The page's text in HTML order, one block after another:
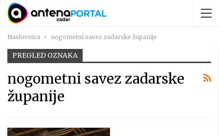
Naslovnica nogometni savez zadarske županije
PREGLED OZNAKA
nogometni savez zadarske
županije